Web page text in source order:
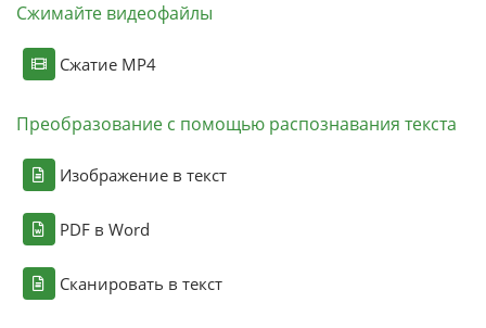
Сжимайте видеофайлы
Сжатие MP4
Преобразование с помощью распознавания текста
Изображение в текст
PDF в Word
Сканировать в текст